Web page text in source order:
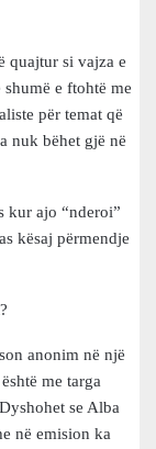
quajtur si vajza e
e ftohtë me
për temat që
nuk bëhet gjë në
kur ajo “nderoi”
kësaj përmendje
anonim në një
me targa
se Alba
në emision ka